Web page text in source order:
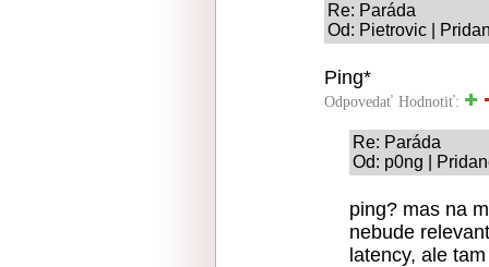
Re: Paráda
Od: Pietrovic |
Ping*
Odpovedať Hodnotiť:
Re: Paráda
Od: p0ng |
ping? mas na
nebude
latency, ale